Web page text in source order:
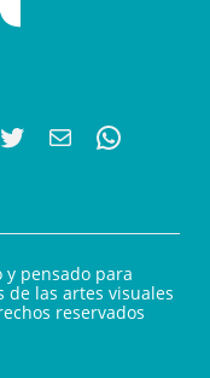
y pensado para
de las artes visuales
reservados